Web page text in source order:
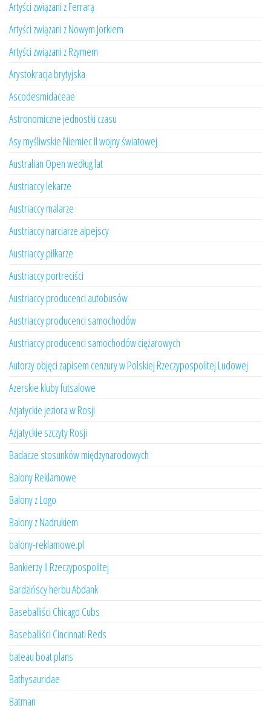
Artyści związani z Ferrarą
Artyści związani z Nowym Jorkiem
Artyści związani z Rzymem
Arystokracja brytyjska
Ascodesmidaceae
Astronomiczne jednostki czasu
Asy myśliwskie Niemiec II wojny światowej
Australian Open według lat
Austriaccy lekarze
Austriaccy malarze
Austriaccy narciarze alpejscy
Austriaccy piłkarze
Austriaccy portreciści
Austriaccy producenci autobusów
Austriaccy producenci samochodów
Austriaccy producenci samochodów ciężarowych
Autorzy objęci zapisem cenzury w Polskiej Rzeczypospolitej Ludowej
Azerskie kluby futsalowe
Azjatyckie jeziora w Rosji
Azjatyckie szczyty Rosji
Badacze stosunków międzynarodowych
Balony Reklamowe
Balony z Logo
Balony z Nadrukiem
balony-reklamowe.pl
Bankierzy II Rzeczypospolitej
Bardzińscy herbu Abdank
Baseballiści Chicago Cubs
Baseballiści Cincinnati Reds
bateau boat plans
Bathysauridae
Batman